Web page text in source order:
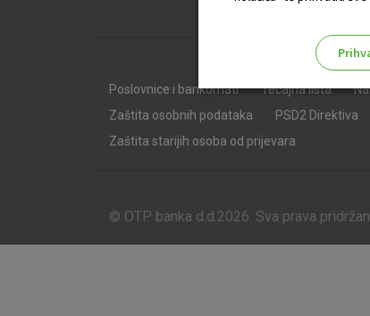
Poslovnice i bankomati Tečajna lista
Zaštita osobnih podataka
PSD2 Direktiva
Zaštita starijih osoba od prijevara
© OTP banka d.d.2026. Sva prava